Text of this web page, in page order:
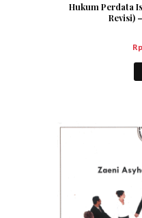
Hukum Perdata
Revisi)
Rp